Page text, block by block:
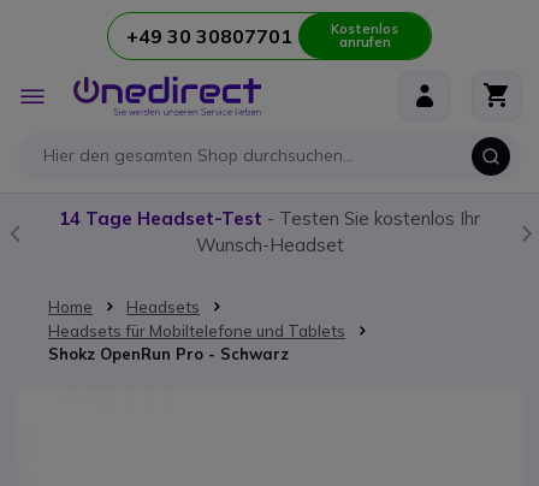
Zum Inhalt springen+49 30 30807701 Kostenlos
anrufen
Navigation
umschalten
14 Tage Headset-Test - Testen Sie kostenlos Ihr
Wunsch-Headset
Home
Headsets
Headsets für Mobiltelefone und Tablets
Shokz OpenRun Pro - Schwarz